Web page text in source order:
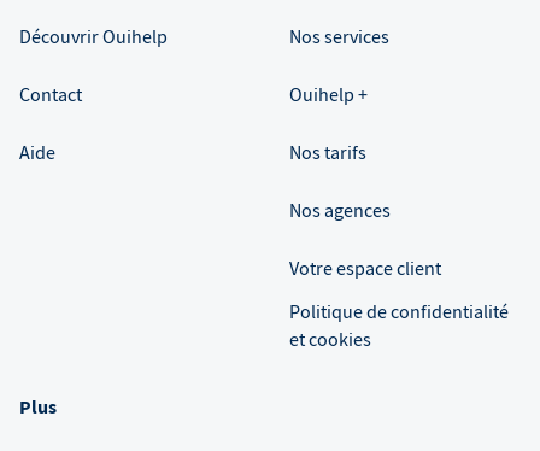
Découvrir Ouihelp
Contact
Aide
Nos services
Ouihelp +
Nos tarifs
Nos agences
Votre espace client
Politique de confidentialité
et cookies
Plus